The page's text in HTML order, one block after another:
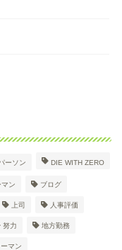
ーソン DIE WITH ZERO
ン ブログ
上司 人事評価
努力 地方勤務
マン
リーマン
フィール
の奮闘記